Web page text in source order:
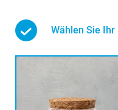
Wählen Sie Ihr